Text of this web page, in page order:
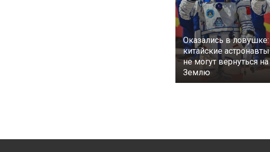
Оказались в ловушке:
китайские астронавты
не могут вернуться на
Землю